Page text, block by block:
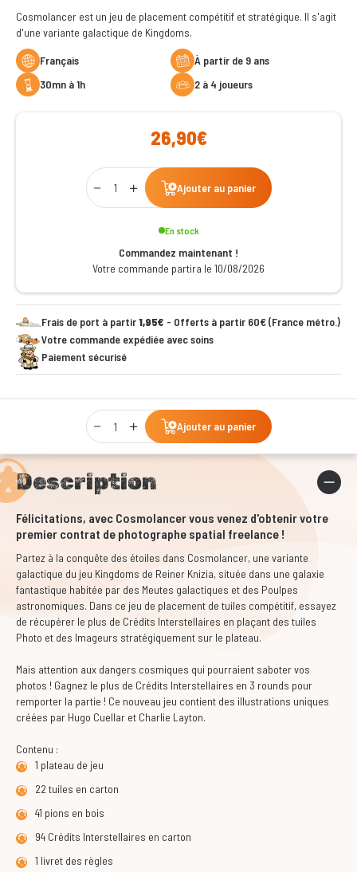
Cosmolancer est un jeu de placement compétitif et stratégique. Il s'agit
d'une variante galactique de Kingdoms.
Français
à partir de 9 ans
30mn à 1h
2 à 4 joueurs
26,90€
Qty
Ajouter au panier
En stock
Commandez maintenant !
Votre commande partira le 10/08/2026
Frais de port à partir1,95€ - Offerts à partir 60€ (France métro.)
Votre commande expédiée avec soins
Paiement sécurisé
Qty
Ajouter au panier
Description
Félicitations, avec Cosmolancer vous venez d'obtenir votre
premier contrat de photographe spatial freelance !
Partez à la conquête des étoiles dans Cosmolancer, une variante
galactique du jeu Kingdoms de Reiner Knizia, située dans une galaxie
fantastique habitée par des Meutes galactiques et des Poulpes
astronomiques. Dans ce jeu de placement de tuiles compétitif, essayez
de récupérer le plus de Crédits Interstellaires en plaçant des tuiles
Photo et des Imageurs stratégiquement sur le plateau.
Mais attention aux dangers cosmiques qui pourraient saboter vos
photos ! Gagnez le plus de Crédits Interstellaires en 3 rounds pour
remporter la partie ! Ce nouveau jeu contient des illustrations uniques
créées par Hugo Cuellar et Charlie Layton.
Contenu :
1 plateau de jeu
22 tuiles en carton
41 pions en bois
94 Crédits Interstellaires en carton
1 livret des règles